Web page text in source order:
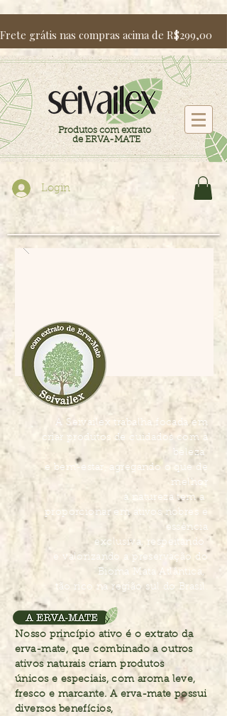
Frete grátis nas compras acima de R$299,00
Produtos com extrato
de ERVA-MATE
Login
A Seivailex trabalha focada em
criar produtos de cuidados com a
beleza
e bem-estar, agregando o que de
melhor
a natureza tem a
proporcionar em ativos nobres e
essência
exclusiva, respeitando
e valorizando a preservação do
Bioma Mata Atlântica,
tão rico na região sul do Brasil.
Nosso princípio ativo é o extrato da
erva-mate, que combinado a outros
ativos naturais criam produtos
únicos e especiais, com aroma leve,
fresco e marcante. A erva-matepossui
diversos benefícios,